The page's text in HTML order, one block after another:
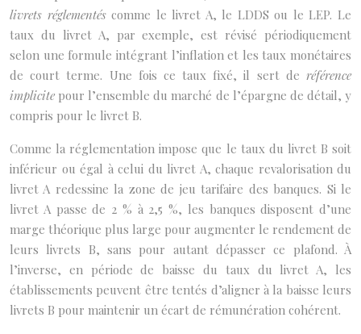
livrets réglementéscomme le livret A, le LDDS ou le LEP. Le
taux du livret A, par exemple, est révisé périodiquement
selon une formule intégrant l’inflation et les taux monétaires
de court terme. Une fois ce taux fixé, il sert de référence
implicite pour l’ensemble du marché de l’épargne de détail, y
compris pour le livret B.
Comme la réglementation impose que le taux du livret B soit
inférieur ou égal à celui du livret A, chaque revalorisation du
livret A redessine la zone de jeu tarifaire des banques. Si le
livret A passe de 2 % à 2,5 %, les banques disposent d’une
marge théorique plus large pour augmenter le rendement de
leurs livrets B, sans pour autant dépasser ce plafond. À
l’inverse, en période de baisse du taux du livret A, les
établissements peuvent être tentés d’aligner à la baisse leurs
livrets B pour maintenir un écart de rémunération cohérent.